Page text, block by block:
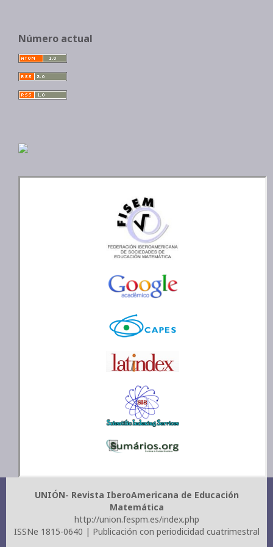
Número actual
UNIÓN- Revista IberoAmericana de Educación
Matemática
http://union.fespm.es/index.php
ISSNe 1815-0640 | Publicación con periodicidad cuatrimestral